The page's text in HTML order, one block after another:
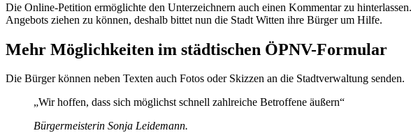
Die Online-Petition ermöglichte den Unterzeichnern auch einen Kommentar zu
Angebots ziehen zu können, deshalb bittet nun die Stadt Witten ihre Bürger um Hilfe.
Mehr Möglichkeiten im städtischen ÖPNV-Formular
Die Bürger können neben Texten auch Fotos oder Skizzen an die Stadtverwaltung senden.
„Wir hoffen, dass sich möglichst schnell zahlreiche Betroffene äußern“
Bürgermeisterin Sonja Leidemann.